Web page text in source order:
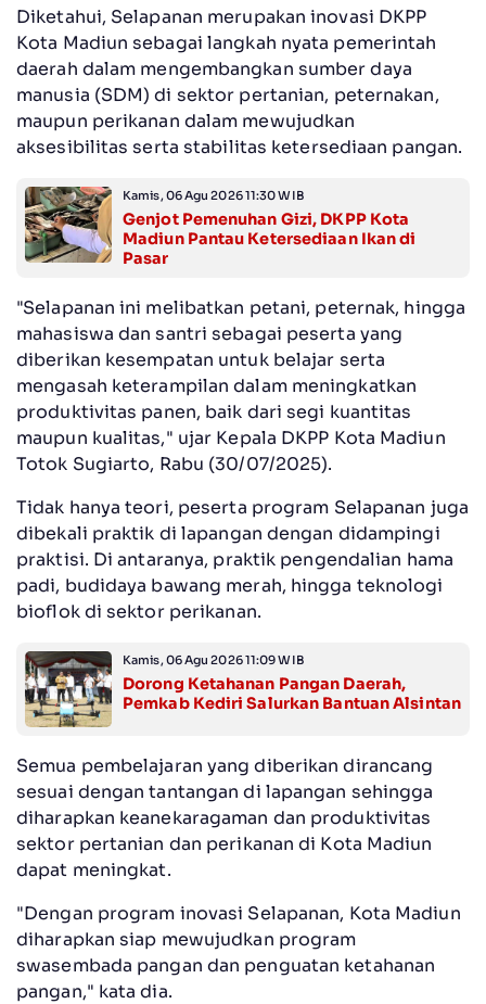
Diketahui, Selapanan merupakan inovasi DKPP
Kota Madiun sebagai langkah nyata pemerintah
daerah dalam mengembangkan sumber daya
manusia (SDM) di sektor pertanian, peternakan,
maupun perikanan dalam mewujudkan
aksesibilitas serta stabilitas ketersediaan pangan.
Kamis, 06 Agu 2026 11:30 WIB
Genjot Pemenuhan Gizi, DKPP Kota
Madiun Pantau Ketersediaan Ikan di
Pasar
"Selapanan ini melibatkan petani, peternak, hingga
mahasiswa dan santri sebagai peserta yang
diberikan kesempatan untuk belajar serta
mengasah keterampilan dalam meningkatkan
produktivitas panen, baik dari segi kuantitas
maupun kualitas," ujar Kepala DKPP Kota Madiun
Totok Sugiarto, Rabu (30/07/2025).
Tidak hanya teori, peserta program Selapanan juga
dibekali praktik di lapangan dengan didampingi
praktisi. Di antaranya, praktik pengendalian hama
padi, budidaya bawang merah, hingga teknologi
bioflok di sektor perikanan.
Kamis, 06 Agu 2026 11:09 WIB
Dorong Ketahanan Pangan Daerah,
Pemkab Kediri Salurkan Bantuan Alsintan
Semua pembelajaran yang diberikan dirancang
sesuai dengan tantangan di lapangan sehingga
diharapkan keanekaragaman dan produktivitas
sektor pertanian dan perikanan di Kota Madiun
dapat meningkat.
"Dengan program inovasi Selapanan, Kota Madiun
diharapkan siap mewujudkan program
swasembada pangan dan penguatan ketahanan
pangan," kata dia.